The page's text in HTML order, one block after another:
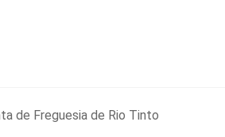
de Freguesia de Rio Tinto